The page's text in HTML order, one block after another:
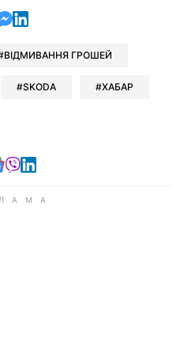
Telegram
у Facebook
у Xу Viber
у Whatsapp
відправити у Messenger
відправити у LinkedIn
ВІДМИВАННЯ ГРОШЕЙ
SKODA ХАБАР
у Telegram
у Facebook
у X
Читайте у Google news
Читайте у Viber
Читайте у LinkedIn